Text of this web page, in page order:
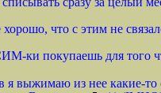
что с этим не
ки покупаешь для того
я выжимаю из нее какие-то